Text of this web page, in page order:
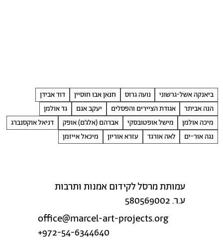
ביאנקה אשל-גרשוני נועה גרוס חנאן אבו חוסיין
דוד אבידן
הנה אביתר
אגודת הציירים והפסלים יעקב אגם
גד אולמן
מיכה אולמן
מישל אופטובסקי אברהם (אלג׳ם) אופק
דניאל אוקסנברג
נגה אור-ים
לאה אורגד עזרא אוריון מיכאל אייזמן
עמותת מרסל לקידום אמנות ותרבות
ע.ר. 580569002
office@marcel-art-projects.org
+972-54-6344640